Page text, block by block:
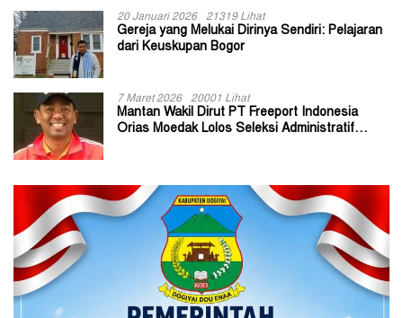
20 Januari 2026 21319 Lihat
Gereja yang Melukai Dirinya Sendiri: Pelajaran
dari Keuskupan Bogor
7 Maret 2026 20001 Lihat
Mantan Wakil Dirut PT Freeport Indonesia
Orias Moedak Lolos Seleksi Administratif